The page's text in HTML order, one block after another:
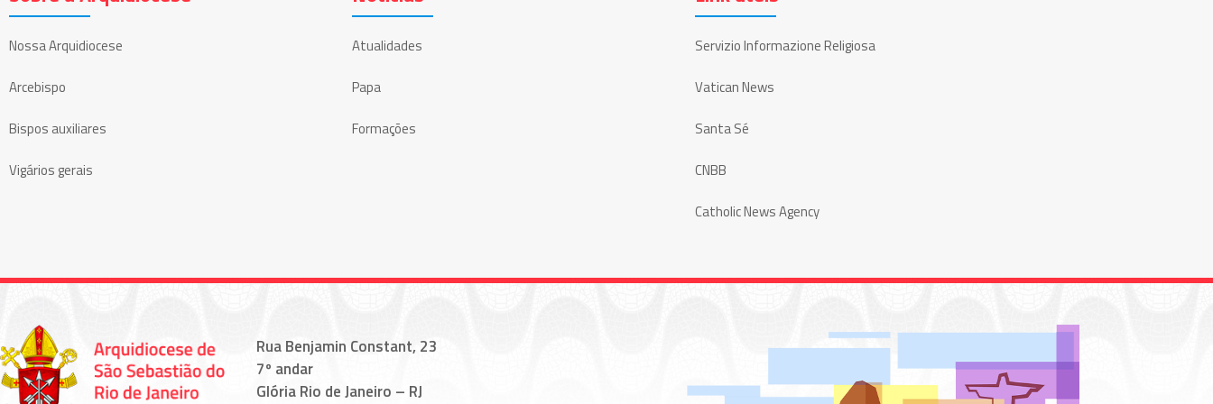
Nossa Arquidiocese
Arcebispo
Bispos auxiliares
Vigários gerais
Atualidades
Papa
Formações
Servizio Informazione Religiosa
Vatican News
Santa Sé
CNBB
Catholic News Agency
Rua Benjamin Constant, 23
7º andar
Glória Rio de Janeiro – RJ